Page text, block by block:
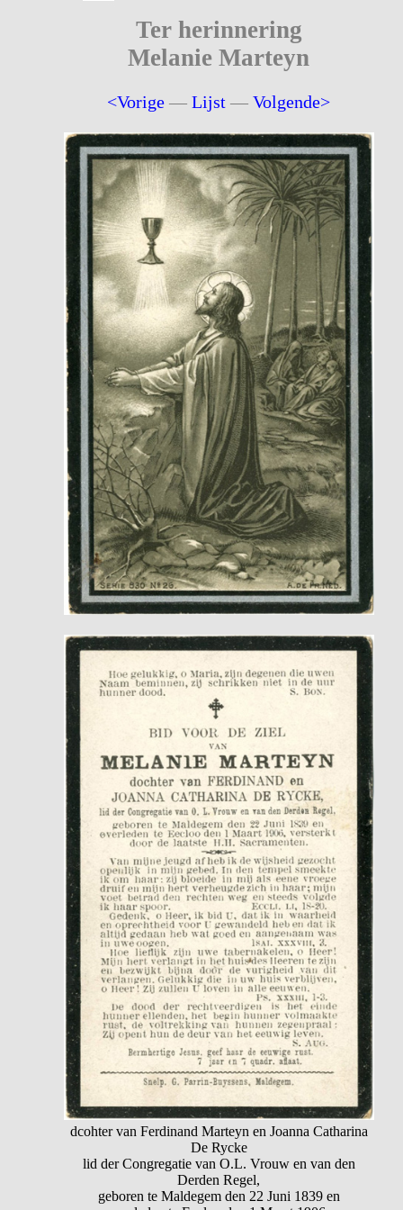
Ter herinnering
Melanie Marteyn
<Vorige —Lijst —Volgende>
dcohter van Ferdinand Marteyn en Joanna Catharina
De Rycke
lid der Congregatie van O.L. Vrouw en van den
Derden Regel,
geboren te Maldegem den 22 Juni 1839 en